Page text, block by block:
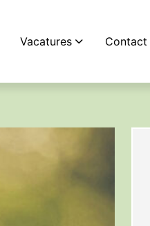
Vacatures Contact